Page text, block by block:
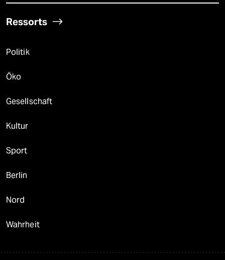
Ressorts
Politik
Öko
Gesellschaft
Kultur
Sport
Berlin
Nord
Wahrheit